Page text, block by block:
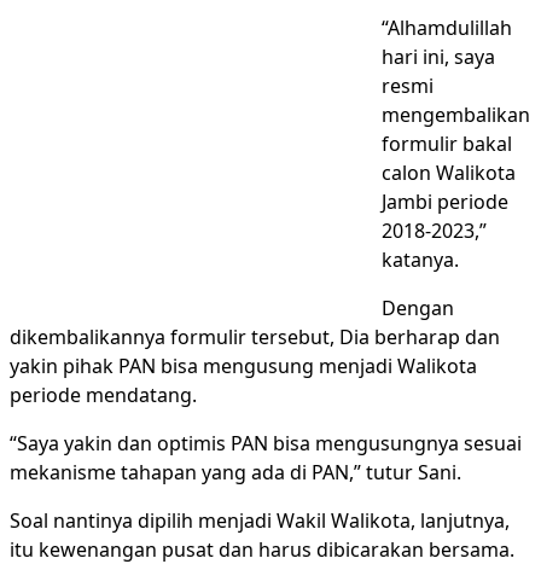
“Alhamdulillah
hari ini, saya
resmi
mengembalikan
formulir bakal
calon Walikota
Jambi periode
2018-2023,”
katanya.
Dengan
dikembalikannya formulir tersebut, Dia berharap dan
yakin pihak PAN bisa mengusung menjadi Walikota
periode mendatang.
“Saya yakin dan optimis PAN bisa mengusungnya sesuai
mekanisme tahapan yang ada di PAN,” tutur Sani.
Soal nantinya dipilih menjadi Wakil Walikota, lanjutnya,
itu kewenangan pusat dan harus dibicarakan bersama.